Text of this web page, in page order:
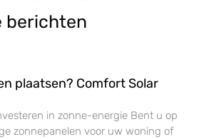
berichten
plaatsen? Comfort Solar
in zonne-energie Bent u op
zonnepanelen voor uw woning of